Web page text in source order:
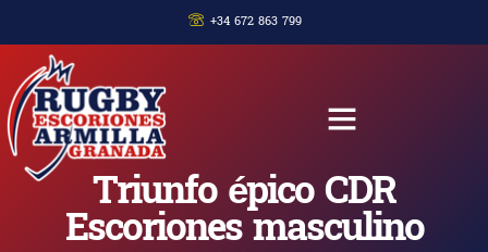
+34 672 863 799
Triunfo épico CDR
Escoriones masculino